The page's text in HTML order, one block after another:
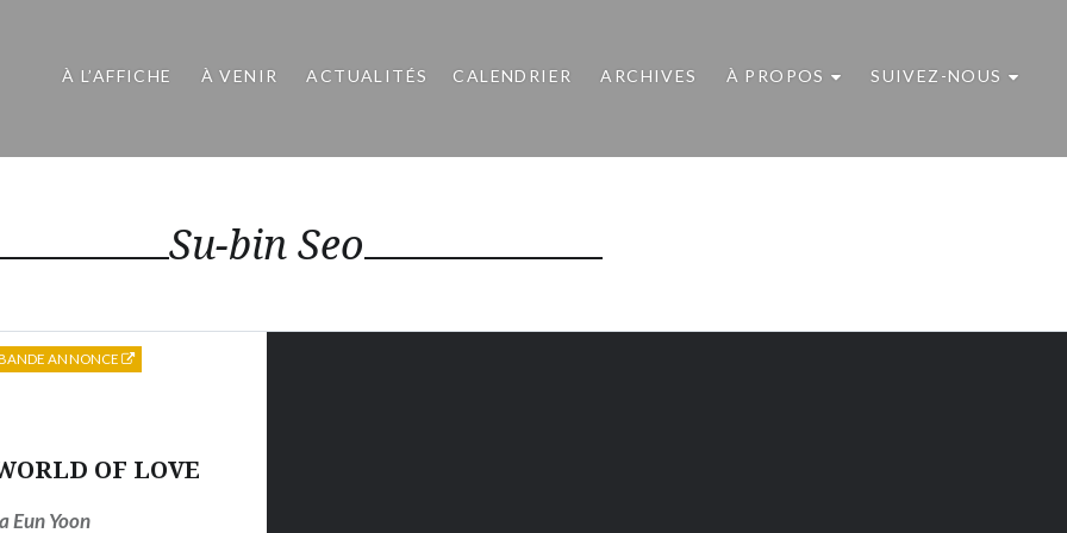
À L’AFFICHE À VENIR ACTUALITÉS CALENDRIER ARCHIVES À PROPOS SUIVEZ-NOUS
Su-bin Seo
OF LOVE
Eun Yoon
ANNONCE